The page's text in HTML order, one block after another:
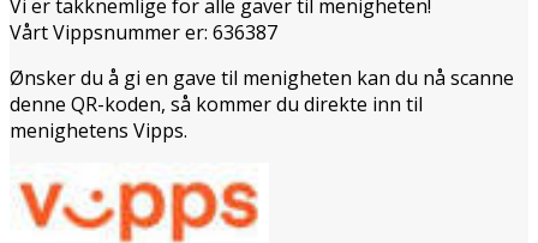
Vi er takknemlige for alle gaver til menigheten!
Vårt Vippsnummer er: 636387
Ønsker du å gi en gave til menigheten kan du nå scanne
denne QR-koden, så kommer du direkte inn til
menighetens Vipps.